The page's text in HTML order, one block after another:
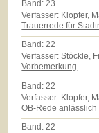
Band: 23
Verfasser: Klopfer,
Trauerrede für
Band:22
Verfasser: Stöckle,
Vorbemerkung
Band: 22
Verfasser: Klopfer,
OB-Rede anlässlich
Band:22